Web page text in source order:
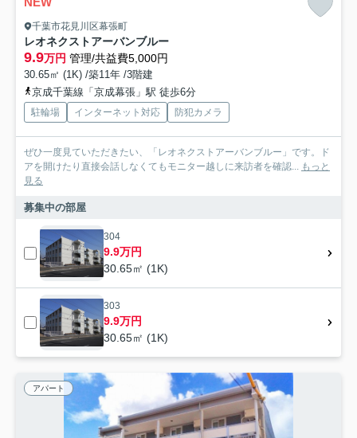
千葉市花見川区幕張町
レオネクストアーバンブルー
9.9万円 管理/共益費5,000円
30.65㎡ (1K) /築11年 /3階建
京成千葉線「京成幕張」駅 徒歩6分
駐輪場 インターネット対応 防犯カメラ
ぜひ一度見ていただきたい、「レオネクストアーバンブルー」です。ド
アを開けたり直接会話しなくてもモニター越しに来訪者を確認... もっと
見る
募集中の部屋
304
9.9万円
30.65㎡ (1K)
303
9.9万円
30.65㎡ (1K)
アパート